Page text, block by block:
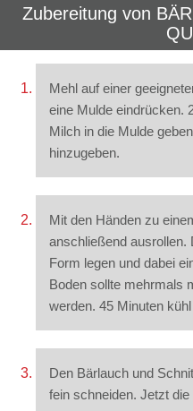
Zubereitung von
Mehl auf einer
eine Mulde eindrücken.
Milch in die Mulde
hinzugeben.
Mit den Händen zu
anschließend ausrollen.
Form legen und dabei
Boden sollte mehrmals
werden. 45 Minuten
Den Bärlauch und
fein schneiden. Jetzt